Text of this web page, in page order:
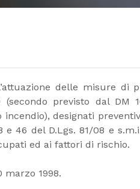
delle misure di
previsto dal DM
designati
46 del D.Lgs. 81/08 e
ed ai fattori di rischio.
marzo 1998.